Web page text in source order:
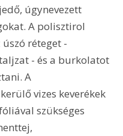
úgynevezett
A polisztirol
réteget -
- és a burkolatot
A
vizes keverékek
szükséges